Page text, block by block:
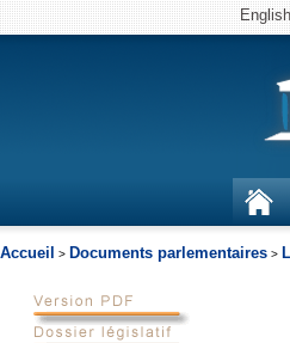
English
Accueil > Documents parlementaires >